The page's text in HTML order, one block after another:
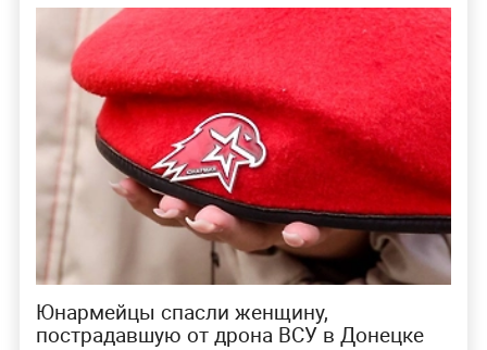
Юнармейцы спасли женщину,
пострадавшую от дрона ВСУ в Донецке